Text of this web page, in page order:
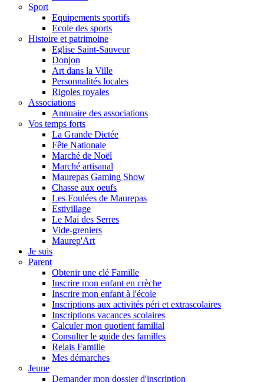
Sport
Equipements sportifs
Ecole des sports
Histoire et patrimoine
Eglise Saint-Sauveur
Donjon
Art dans la Ville
Personnalités locales
Rigoles royales
Associations
Annuaire des associations
Vos temps forts
La Grande Dictée
Fête Nationale
Marché de Noël
Marché artisanal
Maurepas Gaming Show
Chasse aux oeufs
Les Foulées de Maurepas
Estivillage
Le Mai des Serres
Vide-greniers
Maurep'Art
Je suis
Parent
Obtenir une clé Famille
Inscrire mon enfant en crèche
Inscrire mon enfant à l'école
Inscriptions aux activités péri et extrascolaires
Inscriptions vacances scolaires
Calculer mon quotient familial
Consulter le guide des familles
Relais Famille
Mes démarches
Jeune
Demander mon dossier d'inscription